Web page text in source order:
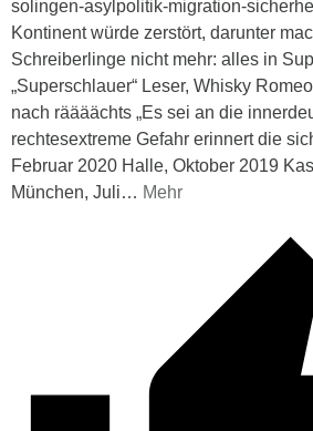
solingen-asylpolitik-migration-
Kontinent würde zerstört, darunter
Schreiberlinge nicht mehr: alles in
„Superschlauer“ Leser, Whisky
nach räääächts „Es sei an die
rechtesextreme Gefahr erinnert die
Februar 2020 Halle, Oktober 2019
München, Juli… Mehr